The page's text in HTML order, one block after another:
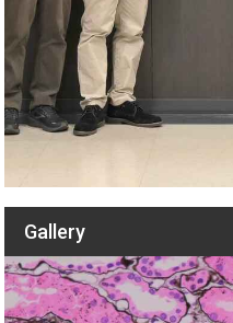
Gallery